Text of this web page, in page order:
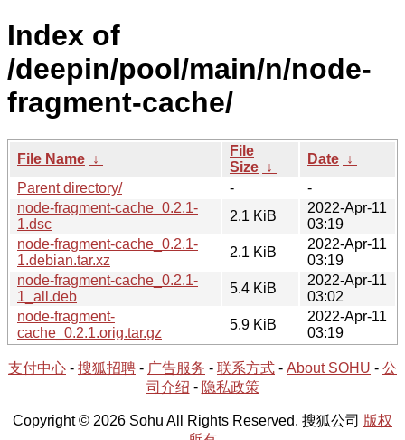
Index of
/deepin/pool/main/n/node-
fragment-cache/
File Name ↓
File
Size ↓
Date ↓
Parent directory/
-
-
node-fragment-cache_0.2.1-
1.dsc
2.1 KiB
2022-Apr-11
03:19
node-fragment-cache_0.2.1-
1.debian.tar.xz
2.1 KiB
2022-Apr-11
03:19
node-fragment-cache_0.2.1-
1_all.deb
5.4 KiB
2022-Apr-11
03:02
node-fragment-
cache_0.2.1.orig.tar.gz
5.9 KiB
2022-Apr-11
03:19
支付中心 - 搜狐招聘 - 广告服务 - 联系方式 - About SOHU - 公
司介绍 - 隐私政策
Copyright © 2026 Sohu All Rights Reserved. 搜狐公司 版权